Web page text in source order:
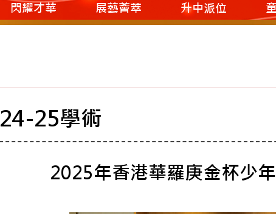
閃耀才華 展藝薈萃 升中派位
24-25學術
2025年香港華羅庚金杯少